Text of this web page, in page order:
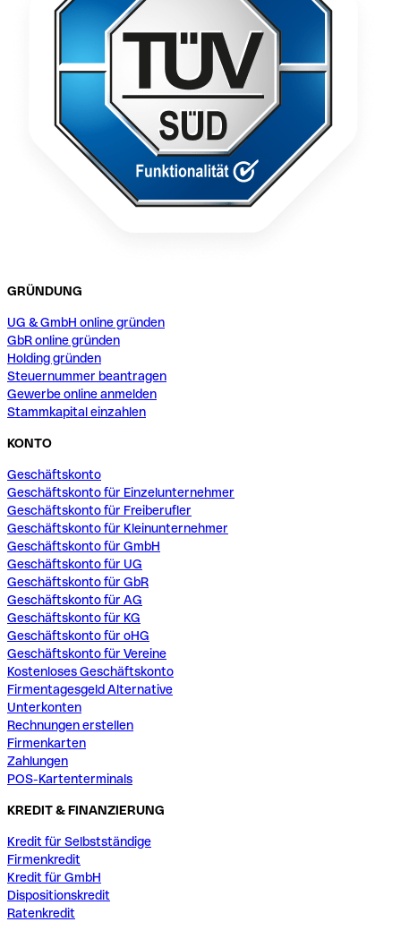
GRÜNDUNG
UG & GmbH online gründen
GbR online gründen
Holding gründen
Steuernummer beantragen
Gewerbe online anmelden
Stammkapital einzahlen
KONTO
Geschäftskonto
Geschäftskonto für Einzelunternehmer
Geschäftskonto für Freiberufler
Geschäftskonto für Kleinunternehmer
Geschäftskonto für GmbH
Geschäftskonto für UG
Geschäftskonto für GbR
Geschäftskonto für AG
Geschäftskonto für KG
Geschäftskonto für oHG
Geschäftskonto für Vereine
Kostenloses Geschäftskonto
Firmentagesgeld Alternative
Unterkonten
Rechnungen erstellen
Firmenkarten
Zahlungen
POS-Kartenterminals
KREDIT & FINANZIERUNG
Kredit für Selbstständige
Firmenkredit
Kredit für GmbH
Dispositionskredit
Ratenkredit